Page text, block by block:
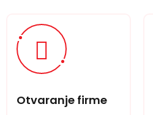
Otvaranje firme